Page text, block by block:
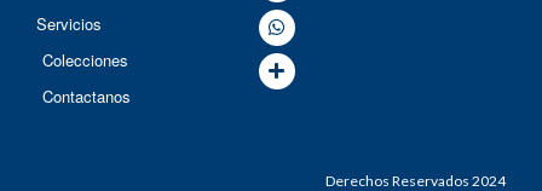
Servicios
Colecciones
Contactanos
Derechos Reservados 2024